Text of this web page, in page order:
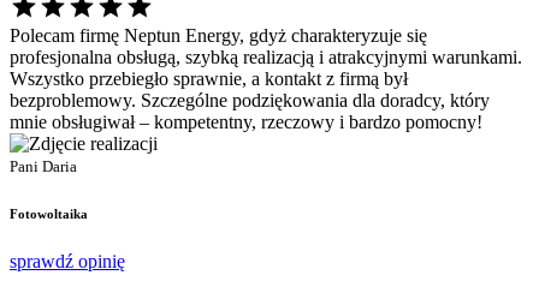
Polecam firmę Neptun Energy, gdyż charakteryzuje się
profesjonalna obsługą, szybką realizacją i atrakcyjnymi warunkami.
Wszystko przebiegło sprawnie, a kontakt z firmą był
bezproblemowy. Szczególne podziękowania dla doradcy, który
mnie obsługiwał – kompetentny, rzeczowy i bardzo pomocny!
Pani Daria
Fotowoltaika
sprawdź opinię